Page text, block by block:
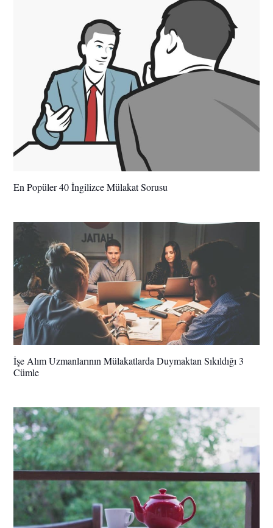
En Popüler 40 İngilizce Mülakat Sorusu
İşe Alım Uzmanlarının Mülakatlarda Duymaktan Sıkıldığı 3
Cümle